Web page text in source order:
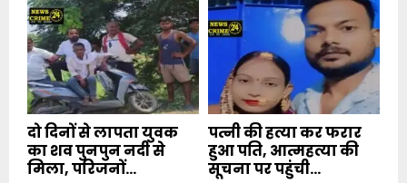
दो दिनों से लापता युवक
का शव पुनपुन नदी से
मिला, परिजनों...
पत्नी की हत्या कर फरार
हुआ पति, आत्महत्या की
सूचना पर पहुंची...